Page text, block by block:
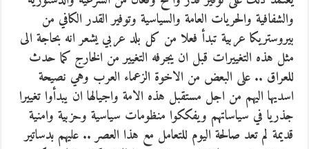
والشفافية والحريات العامة والسياسية وتوفير القدر الكافي من
بيروستريكا عربية تبدأ فعلا من كل بلد عربي يشعر انه بحاجة الى
مثل هذه التغييرات قبل ان يجرفه التغيير من الخارج كما حدث
للعراق .. على البعض من الاخوة الزعماء العرب وهي نصيحة
اسديها اليهم من اجل مستقبل هذه الامة واجيالها ان يبدأوا تغييرا
جذريا في سياساتهم ويفككوا منظومات سياسية وحزبية وامنية
قديمة لم تعد صالحة اليوم للتعامل مع هذا العصر .. عليهم بدساتير